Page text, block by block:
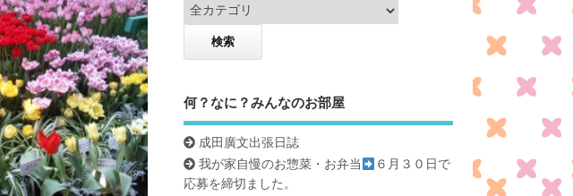
何？なに？みんなのお部屋
成田廣文出張日誌
我が家自慢のお惣菜・お弁当
６月３０日で
応募を締切ました。